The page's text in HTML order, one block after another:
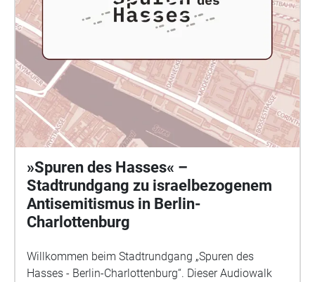
der Aufbau des kriegszerstörten Hansaviertels war
ein Statement zu den Baumaßnahmen im Ostteil der
Stadt, sondern auch der Bau einzelner Institutionen.
So war auch die von Werner Düttmann gebaute
Akademie der Künste im Hansaviertel eine Antwort,
sogar eine Gegengründung der vier Jahre zuvor
formierten Akademie der Künste der DDR. Als
Institution widmete und widmet sie sich in
vielfältiger Weise der Nachkriegsmoderne und zählt
zu den bedeutendsten interdisziplinären Archiven zur
Kunst des 20. Jahrhunderts. Düttmann war nicht nur
der Architekt des Gebäudes, sondern von 1971 bis zu
seinem Tod der Präsident der Akademie der Künste.
Ein akustisch begleiteter Stadtspaziergang von
im Rahmen der Ausstellung Werner Düttmann
Berlin.Bau.Werk des Brücke Museums.
»Spuren des Hasses« –
Stadtrundgang zu israelbezogenem
Antisemitismus in Berlin-
Charlottenburg
Willkommen beim Stadtrundgang „Spuren des
Hasses - Berlin-Charlottenburg“. Dieser Audiowalk